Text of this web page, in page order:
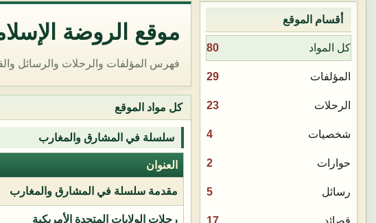
أقسام الموقع
كل المواد 80
المؤلفات 29
الرحلات 23
شخصيات 4
حوارات 2
رسائل 5
17
موقع الروضة
فهرس المؤلفات والرحلات والرسائل
كل مواد الموقع
سلسلة في المشارق والمغارب
العنوان
مقدمة سلسلة في المشارق والمغارب
رحلات الولايات المتحدة الأمريكية